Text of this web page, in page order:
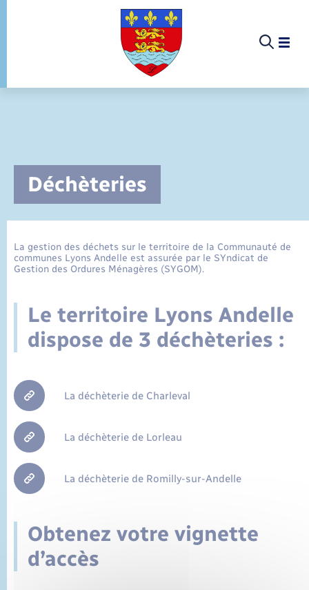
Bienvenue à Lorleau !
Conseil Municipal de Lorleau
Comptes rendus de conseils
État civil
Elections et citoyenneté
Mariage – PACS
Documents d’identité
Cimetière communal
Déchèteries
La gestion des déchets sur le territoire de la Communauté de
communes Lyons Andelle est assurée par le SYndicat de
Gestion des Ordures Ménagères (SYGOM).
Le territoire Lyons Andelle
dispose de 3 déchèteries :
La déchèterie de Charleval
La déchèterie de Lorleau
La déchèterie de Romilly-sur-Andelle
Obtenez votre vignette
d’accès
Leaflet OpenStreetMap contributors